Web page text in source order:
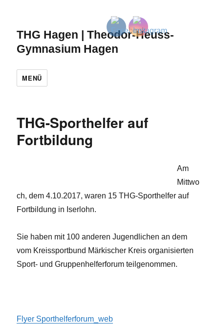
THG Hagen | Theodor-Heuss-
Gymnasium Hagen
MENÜ
THG-Sporthelfer auf
Fortbildung
Am
Mittwo
ch, dem 4.10.2017, waren 15 THG-Sporthelfer auf
Fortbildung in Iserlohn.
Sie haben mit 100 anderen Jugendlichen an dem
vom Kreissportbund Märkischer Kreis organisierten
Sport- und Gruppenhelferforum teilgenommen.
Flyer Sporthelferforum_web